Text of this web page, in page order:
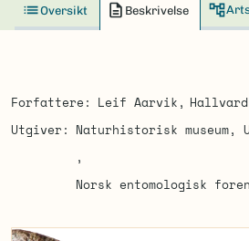
Oversikt Beskrivelse
Forfattere Leif Aarvik
Utgiver
Naturhistorisk
Norsk entomologisk